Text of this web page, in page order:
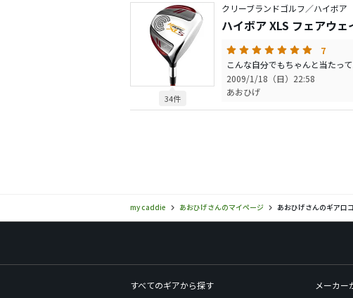
34件
クリーブランドゴルフ／ハイボア
ハイボア XLS フェアウェ
7
こんな自分でもちゃんと当たっ
2009/1/18（日）22:58
あおひげ
my caddie あおひげさんのマイページ あおひげさんのギア口
すべてのギアから探す メーカー